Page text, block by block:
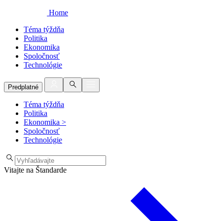
Home
Téma týždňa
Politika
Ekonomika
Spoločnosť
Technológie
Predplatné
Téma týždňa
Politika
Ekonomika >
Spoločnosť
Technológie
Vitajte na Štandarde